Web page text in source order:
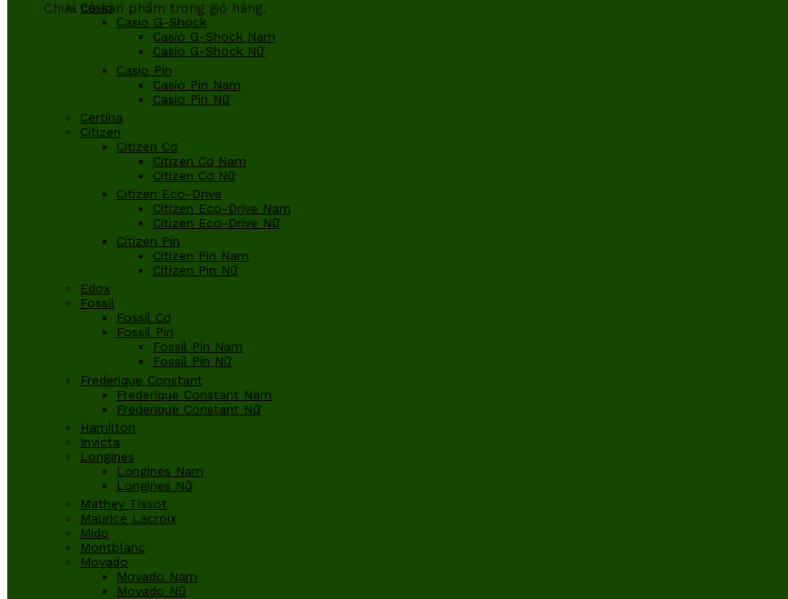
Chưa có sản phẩm trong giỏ hàng.
Casio
Casio G-Shock
Casio G-Shock Nam
Casio G-Shock Nữ
Casio Pin
Casio Pin Nam
Casio Pin Nữ
Certina
Citizen
Citizen Cơ
Citizen Cơ Nam
Citizen Cơ Nữ
Citizen Eco-Drive
Citizen Eco-Drive Nam
Citizen Eco-Drive Nữ
Citizen Pin
Citizen Pin Nam
Citizen Pin Nữ
Edox
Fossil
Fossil Cơ
Fossil Pin
Fossil Pin Nam
Fossil Pin Nữ
Frederique Constant
Frederique Constant Nam
Frederique Constant Nữ
Hamilton
Invicta
Longines
Longines Nam
Longines Nữ
Mathey Tissot
Maurice Lacroix
Mido
Montblanc
Movado
Movado Nam
Movado Nữ